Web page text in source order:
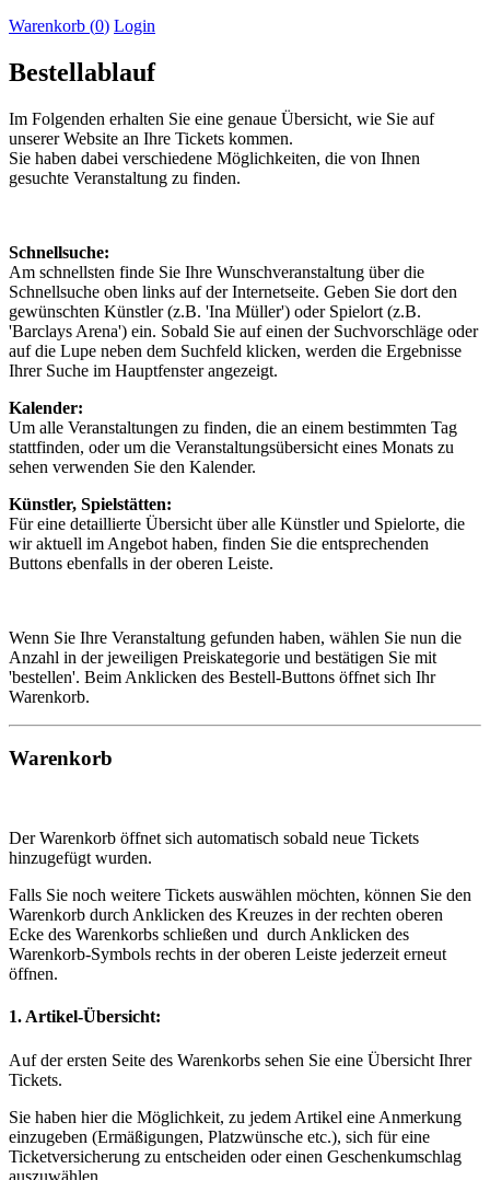
Warenkorb (0) Login
Bestellablauf
Im Folgenden erhalten Sie eine genaue Übersicht, wie Sie auf
unserer Website an Ihre Tickets kommen.
Sie haben dabei verschiedene Möglichkeiten, die von Ihnen
gesuchte Veranstaltung zu finden.
Schnellsuche:
Am schnellsten finde Sie Ihre Wunschveranstaltung über die
Schnellsuche oben links auf der Internetseite. Geben Sie dort den
gewünschten Künstler (z.B. 'Ina Müller') oder Spielort (z.B.
'Barclays Arena') ein. Sobald Sie auf einen der Suchvorschläge oder
auf die Lupe neben dem Suchfeld klicken, werden die Ergebnisse
Ihrer Suche im Hauptfenster angezeigt.
Kalender:
Um alle Veranstaltungen zu finden, die an einem bestimmten Tag
stattfinden, oder um die Veranstaltungsübersicht eines Monats zu
sehen verwenden Sie den Kalender.
Künstler, Spielstätten:
Für eine detaillierte Übersicht über alle Künstler und Spielorte, die
wir aktuell im Angebot haben, finden Sie die entsprechenden
Buttons ebenfalls in der oberen Leiste.
Wenn Sie Ihre Veranstaltung gefunden haben, wählen Sie nun die
Anzahl in der jeweiligen Preiskategorie und bestätigen Sie mit
'bestellen'. Beim Anklicken des Bestell-Buttons öffnet sich Ihr
Warenkorb.
Warenkorb
Der Warenkorb öffnet sich automatisch sobald neue Tickets
hinzugefügt wurden.
Falls Sie noch weitere Tickets auswählen möchten, können Sie den
Warenkorb durch Anklicken des Kreuzes in der rechten oberen
Ecke des Warenkorbs schließen und durch Anklicken des
Warenkorb-Symbols rechts in der oberen Leiste jederzeit erneut
öffnen.
1. Artikel-Übersicht:
Auf der ersten Seite des Warenkorbs sehen Sie eine Übersicht Ihrer
Tickets.
Sie haben hier die Möglichkeit, zu jedem Artikel eine Anmerkung
einzugeben (Ermäßigungen, Platzwünsche etc.), sich für eine
Ticketversicherung zu entscheiden oder einen Geschenkumschlag
auszuwählen.